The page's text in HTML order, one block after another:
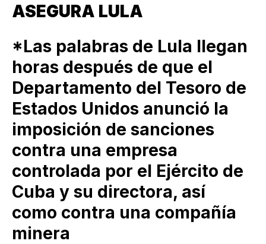
ASEGURA LULA
*Las palabras de Lula llegan
horas después de que el
Departamento del Tesoro de
Estados Unidos anunció la
imposición de sanciones
contra una empresa
controlada por el Ejército de
Cuba y su directora, así
como contra una compañía
minera